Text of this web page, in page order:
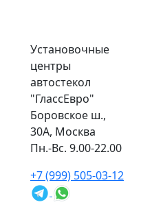
Установочные
центры
автостекол
"ГлассЕвро"
Боровское ш.,
30А, Москва
Пн.-Вс. 9.00-22.00
+7 (999) 505-03-12